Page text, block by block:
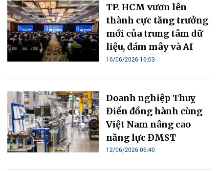
TP. HCM vươn lên
thành cực tăng trưởng
mới của trung tâm dữ
liệu, đám mây và AI
16/06/2026 16:03
Doanh nghiệp Thuỵ
Điển đồng hành cùng
Việt Nam nâng cao
năng lực ĐMST
12/06/2026 06:40